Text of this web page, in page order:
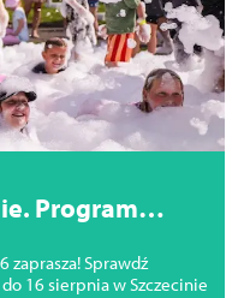
Program
zaprasza! Sprawdź
16 sierpnia w Szczecinie